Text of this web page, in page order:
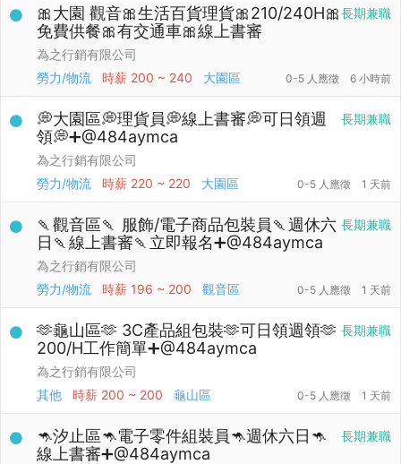
長期兼職
🎀大園 觀音🎀生活百貨理貨🎀210/240H🎀
免費供餐🎀有交通車🎀線上書審
為之行銷有限公司
勞力/物流
時薪 200 ~ 240 大園區 0-5 人應徵 6 小時前
長期兼職
💭大園區💭理貨員💭線上書審💭可日領週
領💭➕@484aymca
為之行銷有限公司
勞力/物流
時薪 220 ~ 220 大園區 0-5 人應徵 1 天前
長期兼職
🍡觀音區🍡 服飾/電子商品包裝員🍡週休六
日🍡線上書審🍡立即報名➕@484aymca
為之行銷有限公司
勞力/物流
時薪 196 ~ 200 觀音區 0-5 人應徵 1 天前
長期兼職
🫶龜山區🫶 3C產品組包裝🫶可日領週領🫶
200/H工作簡單➕@484aymca
為之行銷有限公司
其他
時薪 200 ~ 200 龜山區 0-5 人應徵 1 天前
長期兼職
🦘汐止區🦘電子零件組裝員🦘週休六日🦘
線上書審➕@484aymca